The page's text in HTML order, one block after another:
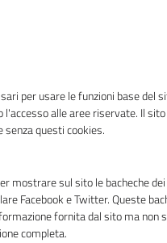
e
di
per usare le funzioni base del
l'accesso alle aree riservate. Il
questi cookies.
mostrare sul sito le bacheche
Facebook e Twitter. Queste
fornita dal sito ma non
completa.